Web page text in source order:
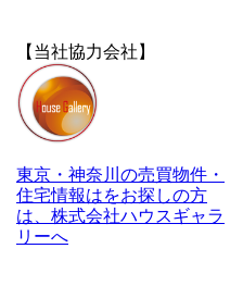
【当社協力会社】
東京・神奈川の売買物件・
住宅情報はをお探しの方
は、株式会社ハウスギャラ
リーへ